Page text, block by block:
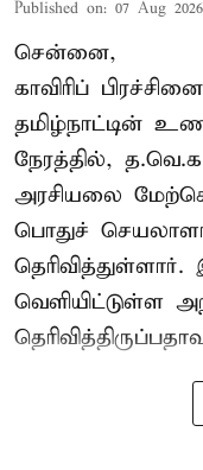
Published on: 07 Aug
சென்னை,
காவிரிப்
தமிழ்நாட்டின்
நேரத்தில்,
அரசியலை
பொதுச்
வெளியிட்டுள்ள